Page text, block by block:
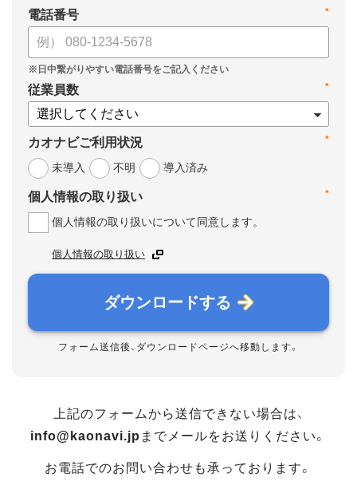
*
電話番号
*
従業員数
*
カオナビご利用状況
未導入
不明 導入済み
*
個人情報の取り扱い
個人情報の取り扱いについて同意します。
個人情報の取り扱い
ダウンロードする
フォーム送信後、ダウンロードページへ移動します。
上記のフォームから送信できない場合は、
info@kaonavi.jp までメールをお送りください。
お電話でのお問い合わせも承っております。